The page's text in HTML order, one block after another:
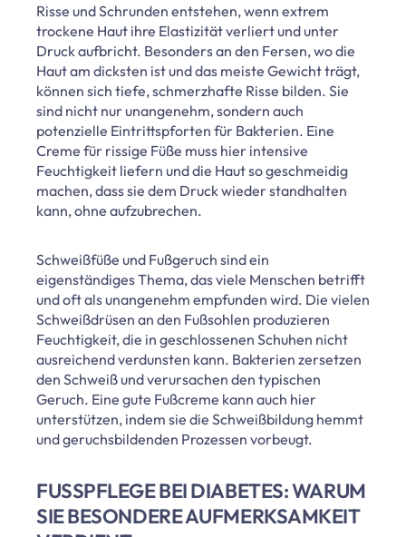
Risse und Schrunden entstehen, wenn extrem
trockene Haut ihre Elastizität verliert und unter
Druck aufbricht. Besonders an den Fersen, wo die
Haut am dicksten ist und das meiste Gewicht trägt,
können sich tiefe, schmerzhafte Risse bilden. Sie
sind nicht nur unangenehm, sondern auch
potenzielle Eintrittspforten für Bakterien. Eine
Creme für rissige Füße muss hier intensive
Feuchtigkeit liefern und die Haut so geschmeidig
machen, dass sie dem Druck wieder standhalten
kann, ohne aufzubrechen.
Schweißfüße und Fußgeruch sind ein
eigenständiges Thema, das viele Menschen betrifft
und oft als unangenehm empfunden wird. Die vielen
Schweißdrüsen an den Fußsohlen produzieren
Feuchtigkeit, die in geschlossenen Schuhen nicht
ausreichend verdunsten kann. Bakterien zersetzen
den Schweiß und verursachen den typischen
Geruch. Eine gute Fußcreme kann auch hier
unterstützen, indem sie die Schweißbildung hemmt
und geruchsbildenden Prozessen vorbeugt.
FUSSPFLEGE BEI DIABETES: WARUM S
IE BESONDERE AUFMERKSAMKEIT V